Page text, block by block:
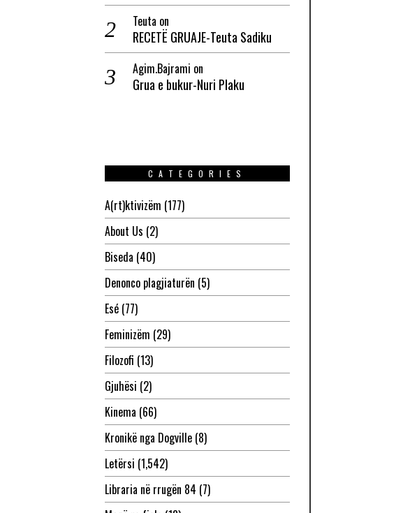
Teuta on
RECETË GRUAJE-Teuta Sadiku
Agim.Bajrami on
Grua e bukur-Nuri Plaku
CATEGORIES
A(rt)ktivizëm (177)
About Us (2)
Biseda (40)
Denonco plagjiaturën (5)
Esé(77)
Feminizëm (29)
Filozofi (13)
Gjuhësi (2)
Kinema (66)
Kronikë nga Dogville(8)
Letërsi (1,542)
Libraria në rrugën 84 (7)